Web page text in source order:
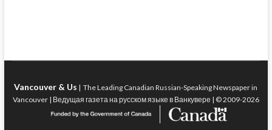
Vancouver & Us | The Leading Canadian Russian-Speaking Newspaper in
Vancouver | Ведущая газета на русском языке в Ванкувере | © 2009-2026